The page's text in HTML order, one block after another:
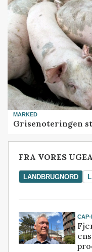
MARKED
Grisenoteringen
FRA VORES
LANDBRUGNORD